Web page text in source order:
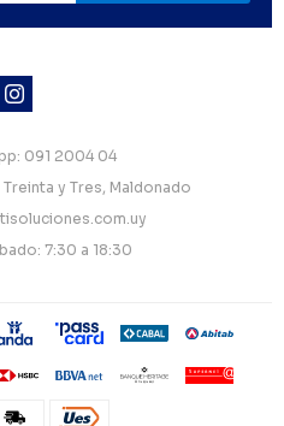

091 2004 04
y Tres, Maldonado
7:30 a 18:30